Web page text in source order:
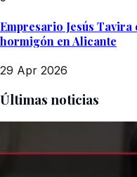
Empresario Jesús
hormigón en Alicante
29 Apr 2026
Últimas noticias